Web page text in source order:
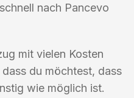
nach Pancevo
mit vielen Kosten
du möchtest, dass
wie möglich ist.